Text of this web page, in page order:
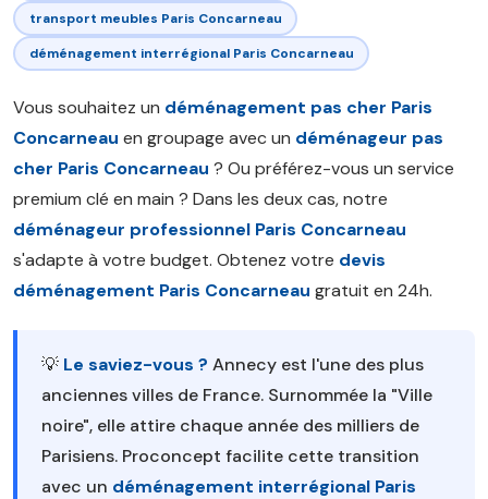
transport meubles Paris Concarneau
déménagement interrégional Paris Concarneau
Vous souhaitez un déménagement pas cher Paris
Concarneau en groupage avec un déménageur pas
cher Paris Concarneau ? Ou préférez-vous un service
premium clé en main ? Dans les deux cas, notre
déménageur professionnel Paris Concarneau
s'adapte à votre budget. Obtenez votre devis
déménagement Paris Concarneau gratuit en 24h.
💡 Le saviez-vous ? Annecy est l'une des plus
anciennes villes de France. Surnommée la "Ville
noire", elle attire chaque année des milliers de
Parisiens. Proconcept facilite cette transition
avec un déménagement interrégional Paris